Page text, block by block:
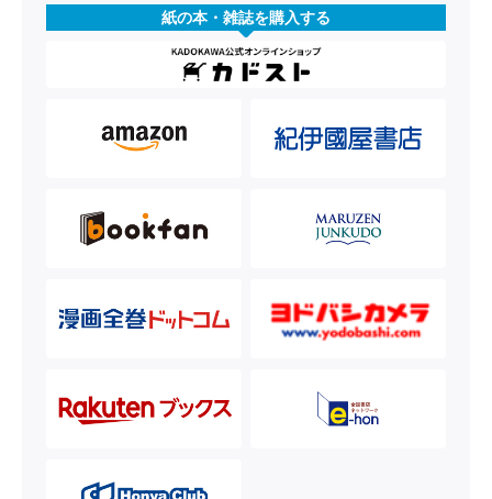
紙の本・雑誌を購入する